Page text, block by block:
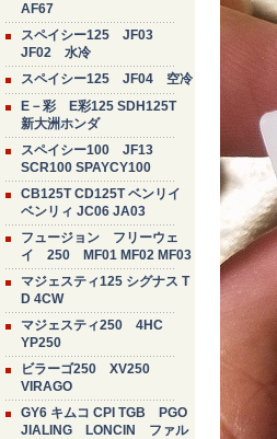
AF67
スペイシー125 JF03
JF02 水冷
スペイシー125 JF04 空冷
E－彩 E彩125 SDH125T
新大洲ホンダ
スペイシー100 JF13
SCR100 SPAYCY100
CB125T CD125T ベンリイ
ベンリィ JC06 JA03
フュージョン フリーウェ
イ 250 MF01 MF02 MF03
マジェスティ125 シグナス T
D 4CW
マジェスティ250 4HC
YP250
ビラーゴ250 XV250
VIRAGO
GY6 キムコ CPI TGB PGO
JIALING LONCIN ファル